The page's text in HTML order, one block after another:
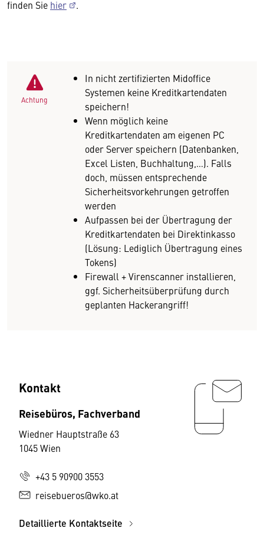
finden Sie hier .
Achtung
In nicht zertifizierten Midoffice
Systemen keine Kreditkartendaten
speichern!
Wenn möglich keine
Kreditkartendaten am eigenen PC
oder Server speichern (Datenbanken,
Excel Listen, Buchhaltung,…). Falls
doch, müssen entsprechende
Sicherheitsvorkehrungen getroffen
werden
Aufpassen bei der Übertragung der
Kreditkartendaten bei Direktinkasso
(Lösung: Lediglich Übertragung eines
Tokens)
Firewall + Virenscanner installieren,
ggf. Sicherheitsüberprüfung durch
geplanten Hackerangriff!
Kontakt
Reisebüros, Fachverband
Wiedner Hauptstraße 63
1045 Wien
+43 5 90900 3553
reisebueros@wko.at
Detaillierte Kontaktseite